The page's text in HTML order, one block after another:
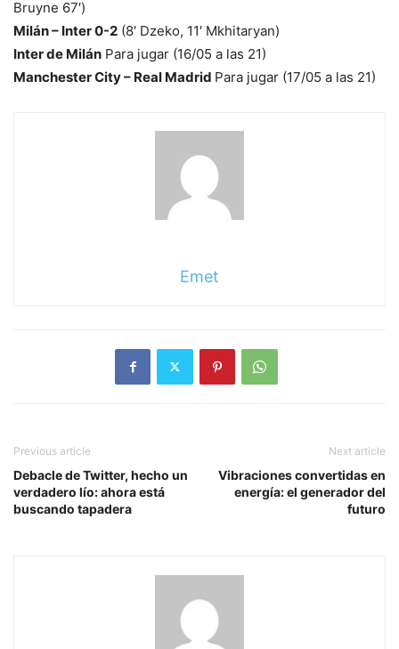
Bruyne 67′)
Milán – Inter 0-2 (8′ Dzeko, 11′ Mkhitaryan)
Inter de Milán Para jugar (16/05 a las 21)
Manchester City – Real Madrid Para jugar (17/05 a las 21)
Emet
Previous article
Debacle de Twitter, hecho un
verdadero lío: ahora está
buscando tapadera
Next article
Vibraciones convertidas en
energía: el generador del
futuro